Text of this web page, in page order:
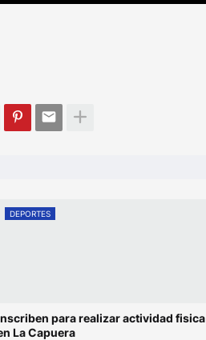
DEPORTES
para realizar actividad fisica
La Capuera